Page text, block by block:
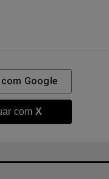
Google
com X